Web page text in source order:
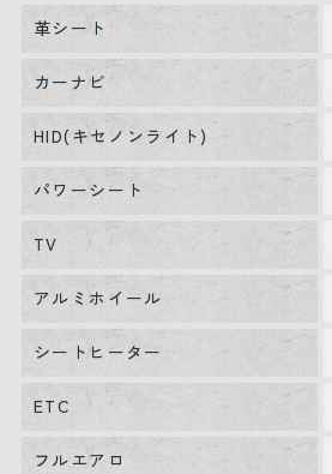
革シート
カーナビ
HID(キセノンライト)
パワーシート
TV
アルミホイール
シートヒーター
ETC
フルエアロ